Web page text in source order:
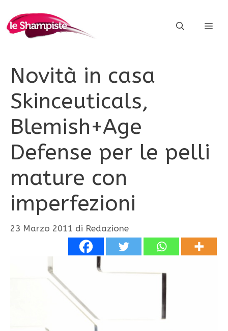
contenuto
Novità in casa
Skinceuticals,
Blemish+Age
Defense per le pelli
mature con
imperfezioni
23 Marzo 2011 di Redazione